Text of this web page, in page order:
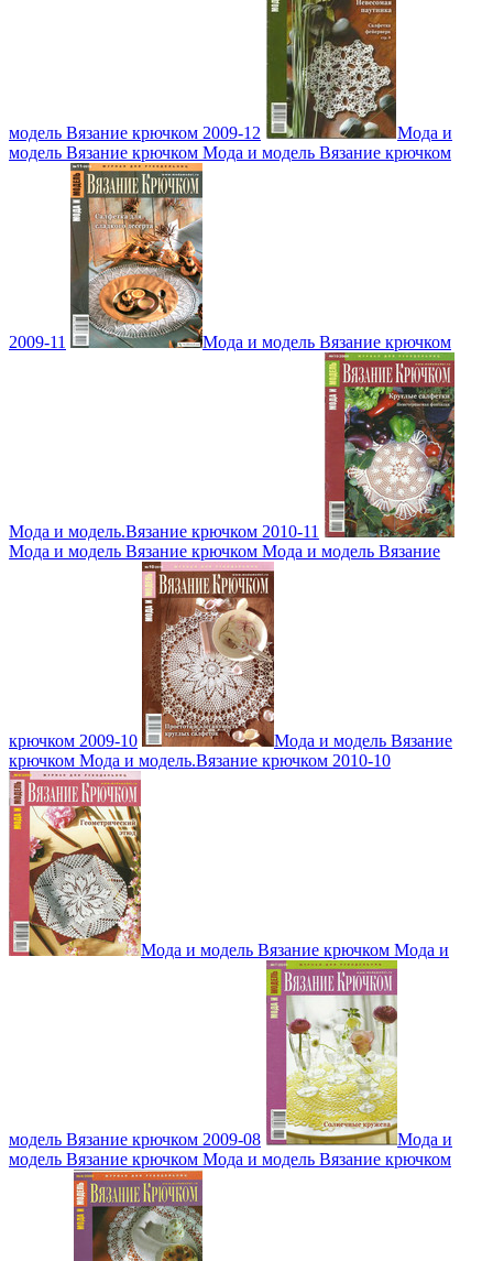
модель Вязание крючком 2009-12
Мода и
модель Вязание крючком Мода и модель Вязание крючком
2009-11 Мода и модель Вязание крючком
Мода и модель.Вязание крючком 2010-11
Мода и модель Вязание крючком Мода и модель Вязание
крючком 2009-10
Мода и модель Вязание
крючком Мода и модель.Вязание крючком 2010-10
Мода и модель Вязание крючком Мода и
модель Вязание крючком 2009-08
Мода и
модель Вязание крючком Мода и модель Вязание крючком